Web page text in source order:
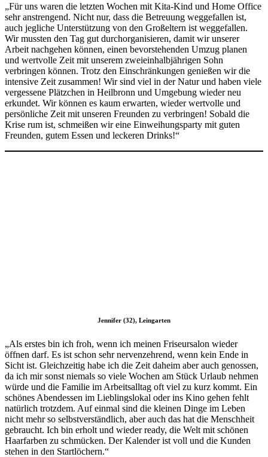
„Für uns waren die letzten Wochen mit Kita-Kind und Home Office
sehr anstrengend. Nicht nur, dass die Betreuung weggefallen ist,
auch jegliche Unterstützung von den Großeltern ist weggefallen.
Wir mussten den Tag gut durchorganisieren, damit wir unserer
Arbeit nachgehen können, einen bevorstehenden Umzug planen
und wertvolle Zeit mit unserem zweieinhalbjährigen Sohn
verbringen können. Trotz den Einschränkungen genießen wir die
intensive Zeit zusammen! Wir sind viel in der Natur und haben viele
vergessene Plätzchen in Heilbronn und Umgebung wieder neu
erkundet. Wir können es kaum erwarten, wieder wertvolle und
persönliche Zeit mit unseren Freunden zu verbringen! Sobald die
Krise rum ist, schmeißen wir eine Einweihungsparty mit guten
Freunden, gutem Essen und leckeren Drinks!“
Jennifer (32), Leingarten
„Als erstes bin ich froh, wenn ich meinen Friseursalon wieder
öffnen darf. Es ist schon sehr nervenzehrend, wenn kein Ende in
Sicht ist. Gleichzeitig habe ich die Zeit daheim aber auch genossen,
da ich mir sonst niemals so viele Wochen am Stück Urlaub nehmen
würde und die Familie im Arbeitsalltag oft viel zu kurz kommt. Ein
schönes Abendessen im Lieblingslokal oder ins Kino gehen fehlt
natürlich trotzdem. Auf einmal sind die kleinen Dinge im Leben
nicht mehr so selbstverständlich, aber auch das hat die Menschheit
gebraucht. Ich bin erholt und wieder ready, die Welt mit schönen
Haarfarben zu schmücken. Der Kalender ist voll und die Kunden
stehen in den Startlöchern.“